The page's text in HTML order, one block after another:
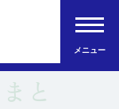
メニュー